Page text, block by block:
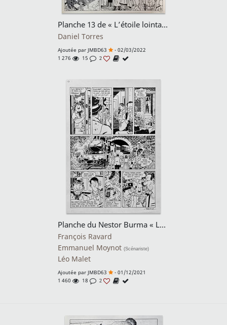
Planche 13 de « L’étoile lointaine »
Daniel Torres
Ajoutée par JMBD63
- 02/03/2022
1 276
15 2
Planche du Nestor Burma « Les rats de Montsouris »
François Ravard
Emmanuel Moynot (Scénariste)
Léo Malet
Ajoutée par JMBD63
- 01/12/2021
1 460
18 2